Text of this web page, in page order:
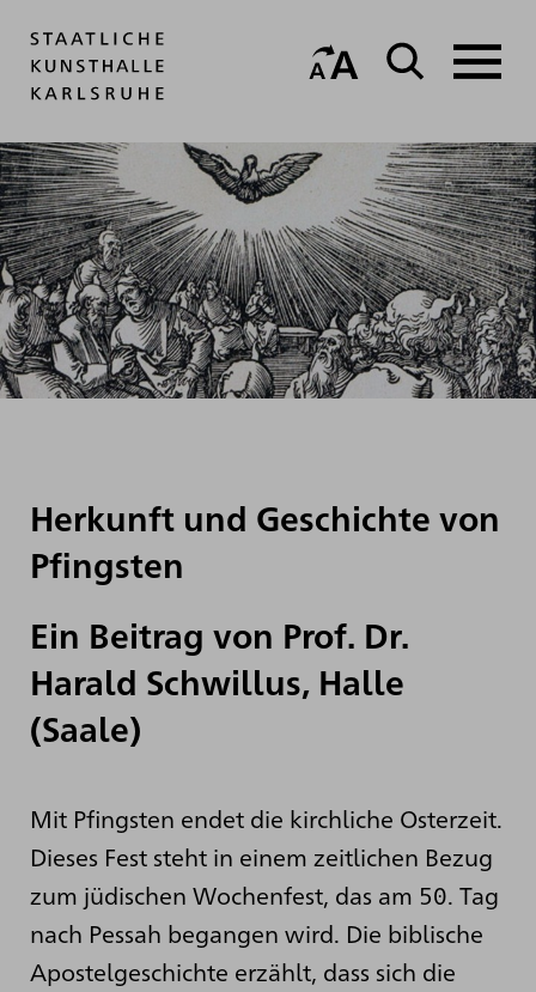
Herkunft und Geschichte von
Pfingsten
Ein Beitrag von Prof. Dr.
Harald Schwillus, Halle
(Saale)
Mit Pfingsten endet die kirchliche Osterzeit.
Dieses Fest steht in einem zeitlichen Bezug
zum jüdischen Wochenfest, das am 50. Tag
nach Pessah begangen wird. Die biblische
Apostelgeschichte erzählt, dass sich die